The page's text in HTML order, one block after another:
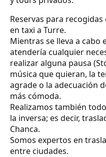
Reservas para
en taxi a Turre.
Mientras se lleva a cabo
atendería cualquier
realizar alguna pausa
música que quieran, la
agrade o la adecuación
más cómoda.
Realizamos también
la inversa; es decir,
Chanca.
Somos expertos en
entre ciudades.